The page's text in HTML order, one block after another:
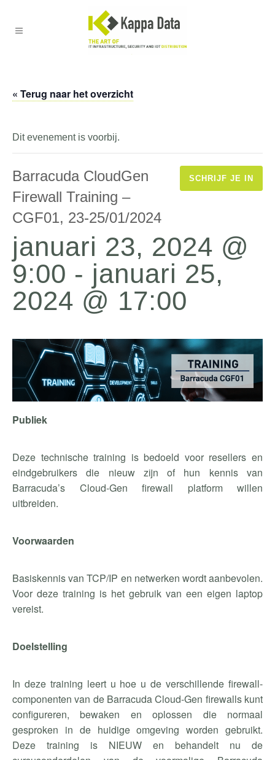
« Terug naar het overzicht
Dit evenement is voorbij.
SCHRIJF JE IN
Barracuda CloudGen
Firewall Training –
CGF01, 23-25/01/2024
januari 23, 2024 @
9:00 - januari 25,
2024 @ 17:00
Publiek
Deze technische training is bedoeld voor resellers en
eindgebruikers die nieuw zijn of hun kennis van
Barracuda’s Cloud-Gen firewall platform willen
uitbreiden.
Voorwaarden
Basiskennis van TCP/IP en netwerken wordt aanbevolen.
Voor deze training is het gebruik van een eigen laptop
vereist.
Doelstelling
In deze training leert u hoe u de verschillende firewall-
componenten van de Barracuda Cloud-Gen firewalls kunt
configureren, bewaken en oplossen die normaal
gesproken in de huidige omgeving worden gebruikt.
Deze training is NIEUW en behandelt nu de